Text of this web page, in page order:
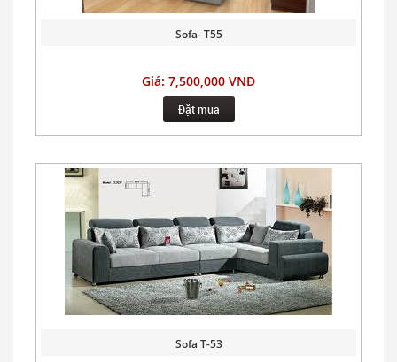
Sofa- T55
Giá: 7,500,000 VNĐ
Đặt mua
Sofa T-53